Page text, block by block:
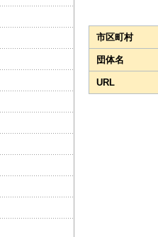
市区町村
団体名
URL